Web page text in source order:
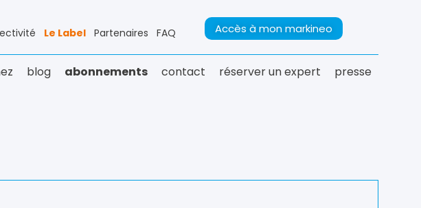
Le Label Partenaires FAQ Accès à mon markineo
blog abonnements contact réserver un expert presse